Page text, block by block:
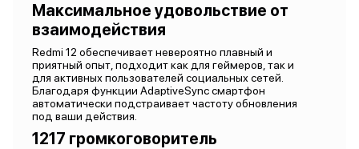
Максимальное удовольствие от
взаимодействия
Redmi 12 обеспечивает невероятно плавный и
приятный опыт, подходит как для геймеров, так и
для активных пользователей социальных сетей.
Благодаря функции AdaptiveSync смартфон
автоматически подстраивает частоту обновления
под ваши действия.
1217 громкоговоритель